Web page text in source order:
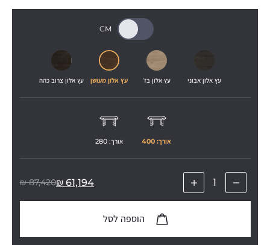
עץ אלון אבוני עץ אלון בז׳ עץ אלון מעושן עץ אלון צרוב כהה
אורך: 400 אורך: 280
87,420
₪ 61,194
₪